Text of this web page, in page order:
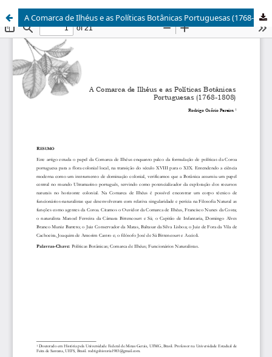
A Comarca de Ilhéus e as Políticas Botânicas Portuguesas (1768-1808)